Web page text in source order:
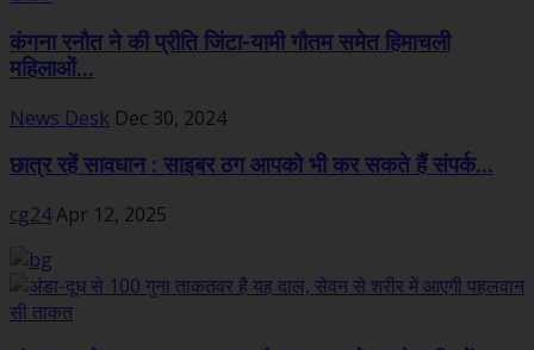
कंगना रनौत ने की प्रीति जिंटा-यामी गौतम समेत हिमाचली
महिलाओं...
News Desk Dec 30, 2024
छात्र रहें सावधान : साइबर ठग आपको भी कर सकते हैं संपर्क...
cg24Apr 12, 2025